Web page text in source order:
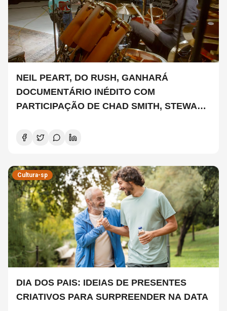
NEIL PEART, DO RUSH, GANHARÁ
DOCUMENTÁRIO INÉDITO COM
PARTICIPAÇÃO DE CHAD SMITH, STEWART
Cultura-sp
DIA DOS PAIS: IDEIAS DE PRESENTES
CRIATIVOS PARA SURPREENDER NA DATA